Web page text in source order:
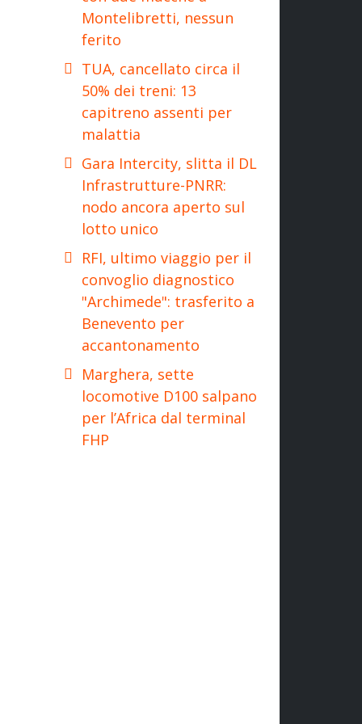
Montelibretti, nessun
ferito
TUA, cancellato circa il
50% dei treni: 13
capitreno assenti per
malattia
Gara Intercity, slitta il DL
Infrastrutture-PNRR:
nodo ancora aperto sul
lotto unico
RFI, ultimo viaggio per il
convoglio diagnostico
"Archimede": trasferito a
Benevento per
accantonamento
Marghera, sette
locomotive D100 salpano
per l’Africa dal terminal
FHP